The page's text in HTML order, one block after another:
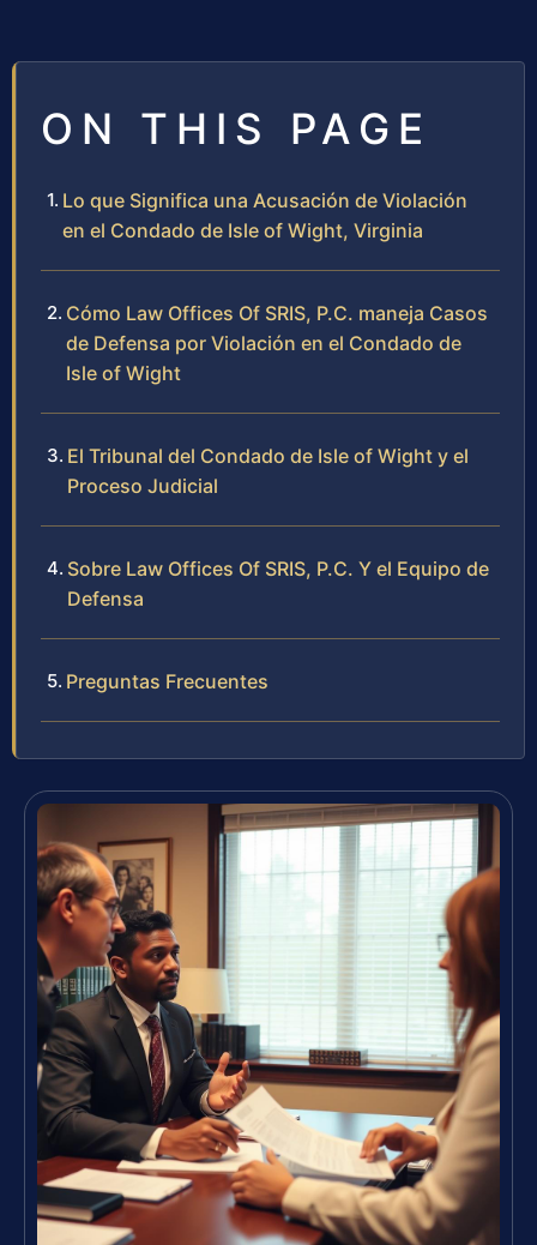
ON THIS PAGE
Lo que Significa una Acusación de Violación
en el Condado de Isle of Wight, Virginia
Cómo Law Offices Of SRIS, P.C. maneja Casos
de Defensa por Violación en el Condado de
Isle of Wight
El Tribunal del Condado de Isle of Wight y el
Proceso Judicial
Sobre Law Offices Of SRIS, P.C. Y el Equipo de
Defensa
Preguntas Frecuentes